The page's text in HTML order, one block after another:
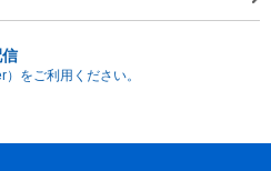
をご利用ください。